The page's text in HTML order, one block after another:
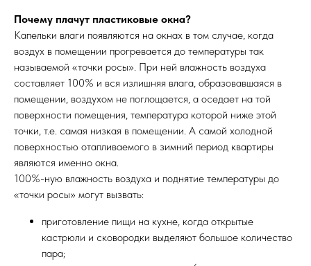
Почему плачут пластиковые окна?
Капельки влаги появляются на окнах в том случае, когда
воздух в помещении прогревается до температуры так
называемой «точки росы». При ней влажность воздуха
составляет 100% и вся излишняя влага, образовавшаяся в
помещении, воздухом не поглощается, а оседает на той
поверхности помещения, температура которой ниже этой
точки, т.е. самая низкая в помещении. А самой холодной
поверхностью отапливаемого в зимний период квартиры
являются именно окна.
100%-ную влажность воздуха и поднятие температуры до
«точки росы» могут вызвать:
приготовление пищи на кухне, когда открытые
кастрюли и сковородки выделяют большое количество
пара;